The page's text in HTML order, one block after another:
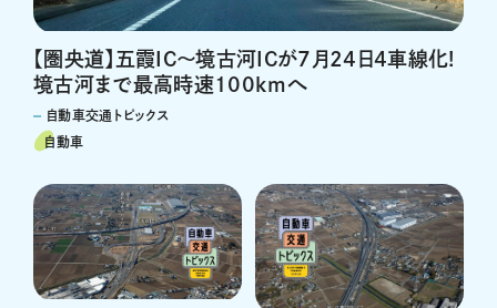
【圏央道】五霞IC～境古河ICが7月24日4車線化!
境古河まで最高時速100kmへ
自動車交通トピックス
自動車